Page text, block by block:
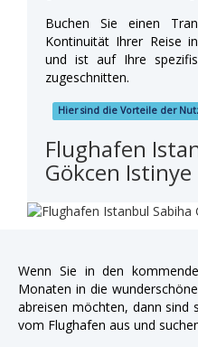
Buchen Sie einen
Kontinuität Ihrer Reise
und ist auf Ihre
zugeschnitten.
Hier sind die Vorteile der
Flughafen
Gökcen Istinye
Wenn Sie in den
Monaten in die
abreisen möchten, dann
vom Flughafen aus und